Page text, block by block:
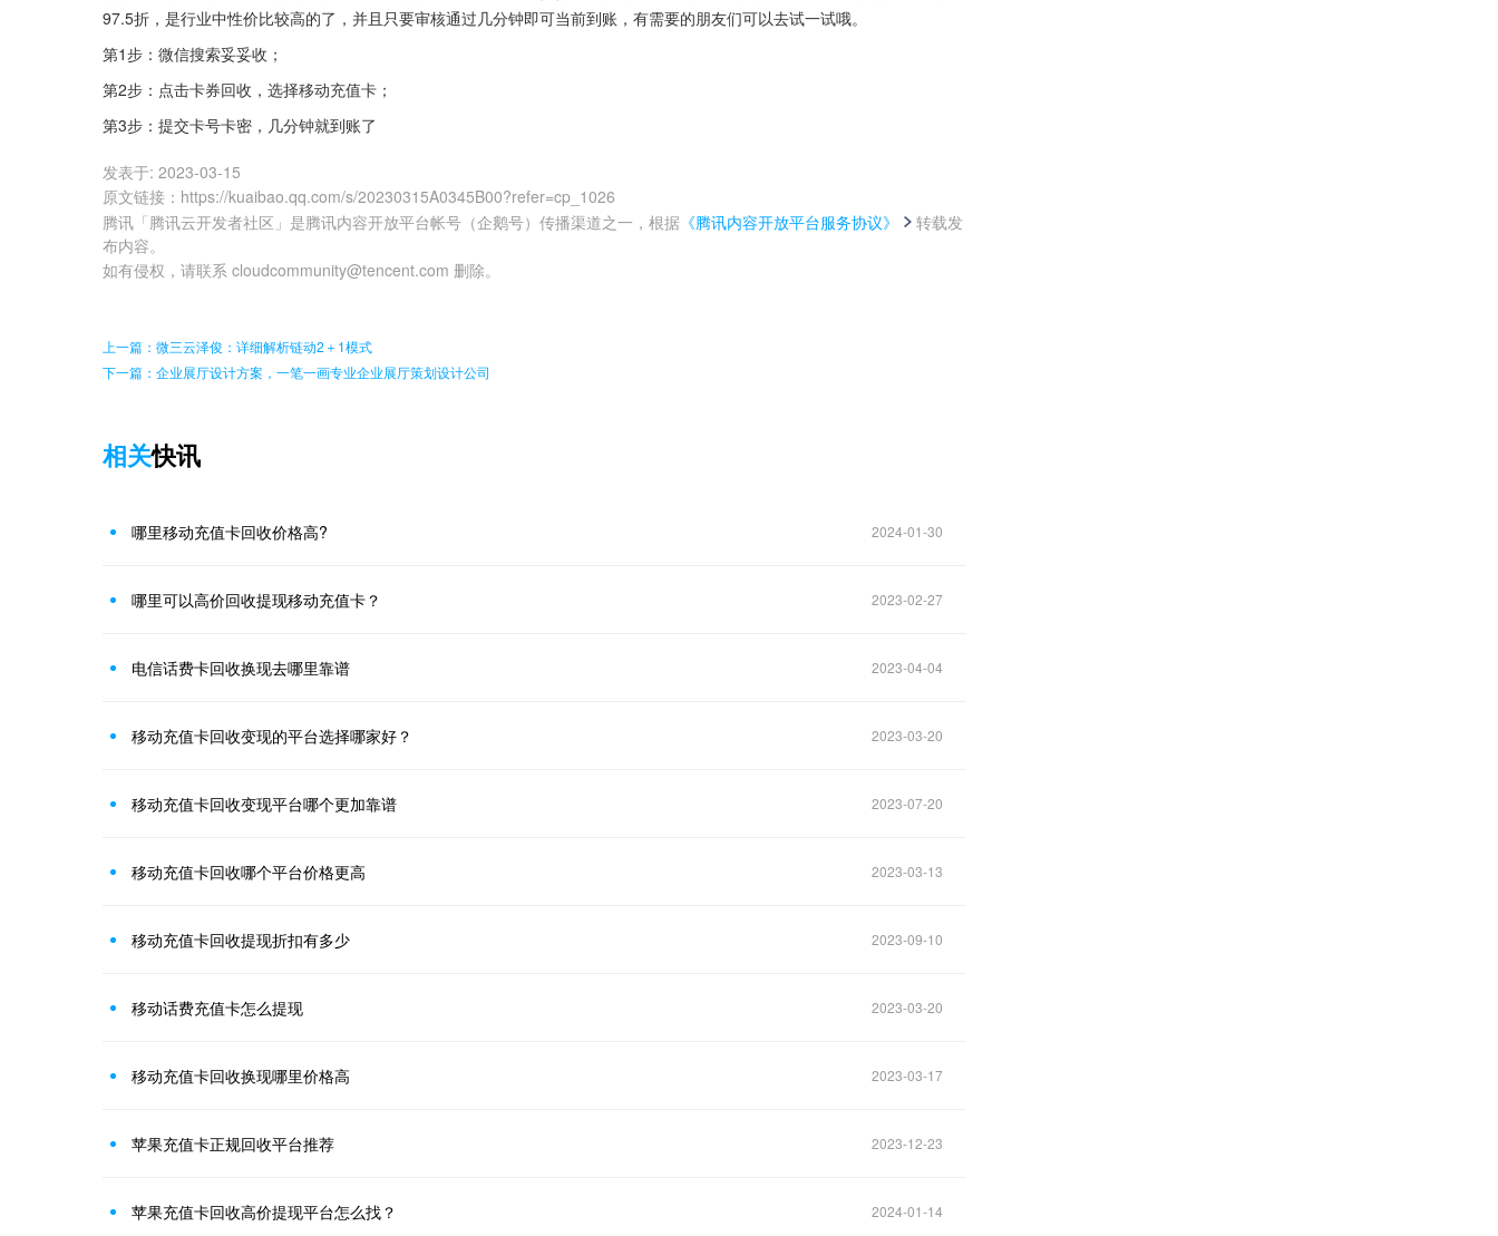
97.5折，是行业中性价比较高的了，并且只要审核通过几分钟即可当前到账，有需要的朋友们可以去试一试哦。
第1步：微信搜索妥妥收；
第2步：点击卡券回收，选择移动充值卡；
第3步：提交卡号卡密，几分钟就到账了
发表于: 2023-03-15
原文链接 ： https://kuaibao.qq.com/s/20230315A0345B00?refer=cp_1026
腾讯「腾讯云开发者社区」是腾讯内容开放平台帐号（企鹅号）传播渠道之一，根据 《腾讯内容开放平台服务协议》
转载发
布内容。
如有侵权，请联系 cloudcommunity@tencent.com 删除。
上一篇：微三云泽俊：详细解析链动2＋1模式
下一篇：企业展厅设计方案，一笔一画专业企业展厅策划设计公司
相关快讯
哪里移动充值卡回收价格高? 2024-01-30
哪里可以高价回收提现移动充值卡？ 2023-02-27
电信话费卡回收换现去哪里靠谱 2023-04-04
移动充值卡回收变现的平台选择哪家好？ 2023-03-20
移动充值卡回收变现平台哪个更加靠谱 2023-07-20
移动充值卡回收哪个平台价格更高 2023-03-13
移动充值卡回收提现折扣有多少 2023-09-10
移动话费充值卡怎么提现 2023-03-20
移动充值卡回收换现哪里价格高 2023-03-17
苹果充值卡正规回收平台推荐 2023-12-23
苹果充值卡回收高价提现平台怎么找？ 2024-01-14